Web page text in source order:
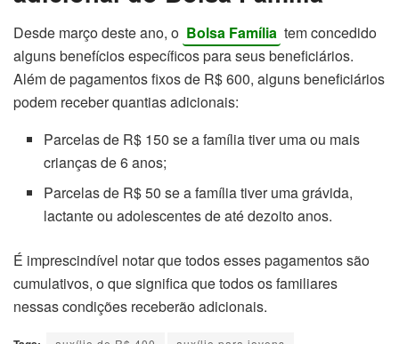
Desde março deste ano, o Bolsa Família tem concedido
alguns benefícios específicos para seus beneficiários.
Além de pagamentos fixos de R$ 600, alguns beneficiários
podem receber quantias adicionais:
Parcelas de R$ 150 se a família tiver uma ou mais
crianças de 6 anos;
Parcelas de R$ 50 se a família tiver uma grávida,
lactante ou adolescentes de até dezoito anos.
É imprescindível notar que todos esses pagamentos são
cumulativos, o que significa que todos os familiares
nessas condições receberão adicionais.